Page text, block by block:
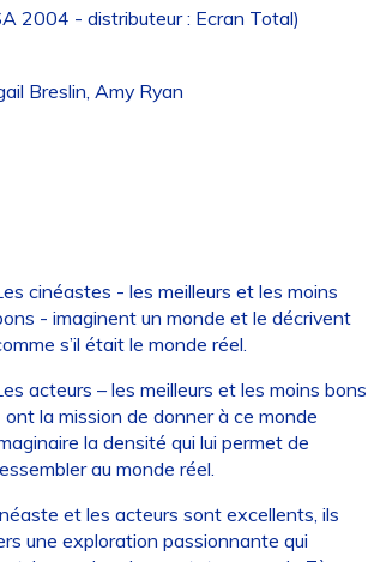
2004 - distributeur : Ecran Total)
Breslin, Amy Ryan
cinéastes - les meilleurs et les moins
- imaginent un monde et le décrivent
s’il était le monde réel.
acteurs – les meilleurs et les moins bons
ont la mission de donner à ce monde
la densité qui lui permet de
au monde réel.
et les acteurs sont excellents, ils
une exploration passionnante qui